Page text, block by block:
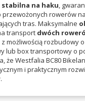
na haku,
rowerów
tras. Maksymalne
transport dwóch
z możliwością rozbudowy
lub box transportowy o
że Westfalia BC80
i praktycznym